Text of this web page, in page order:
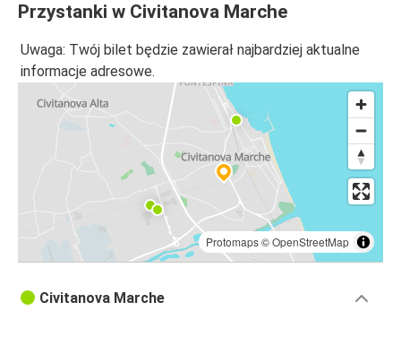
Przystanki w Civitanova Marche
Uwaga: Twój bilet będzie zawierał najbardziej aktualne
informacje adresowe.
Protomaps©OpenStreetMap
Civitanova Marche